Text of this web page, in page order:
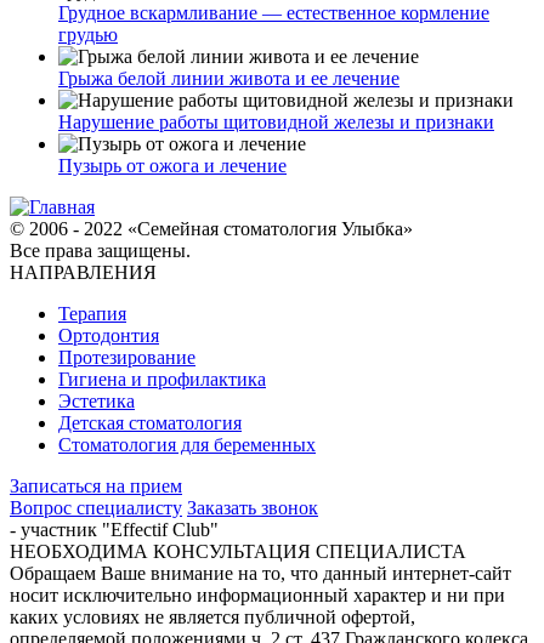
Грудное вскармливание — естественное кормление
грудью
Грыжа белой линии живота и ее лечение
Нарушение работы щитовидной железы и признаки
Пузырь от ожога и лечение
© 2006 - 2022 «Семейная стоматология Улыбка»
Все права защищены.
НАПРАВЛЕНИЯ
Терапия
Ортодонтия
Протезирование
Гигиена и профилактика
Эстетика
Детская стоматология
Стоматология для беременных
Записаться на прием
Вопрос специалисту Заказать звонок
- участник "Effectif Club"
НЕОБХОДИМА КОНСУЛЬТАЦИЯ СПЕЦИАЛИСТА
Обращаем Ваше внимание на то, что данный интернет-сайт
носит исключительно информационный характер и ни при
каких условиях не является публичной офертой,
определяемой положениями ч. 2 ст. 437 Гражданского кодекса